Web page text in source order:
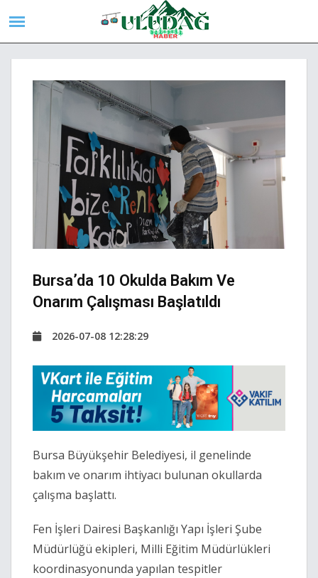
Bursa’da 10 Okulda Bakım Ve
Onarım Çalışması Başlatıldı
2026-07-08 12:28:29
Bursa Büyükşehir Belediyesi, il genelinde
bakım ve onarım ihtiyacı bulunan okullarda
çalışma başlattı.
Fen İşleri Dairesi Başkanlığı Yapı İşleri Şube
Müdürlüğü ekipleri, Milli Eğitim Müdürlükleri
koordinasyonunda yapılan tespitler